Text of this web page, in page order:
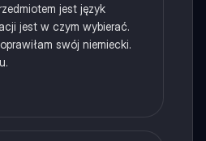
jest język
jest w czym wybierać.
swój niemiecki.